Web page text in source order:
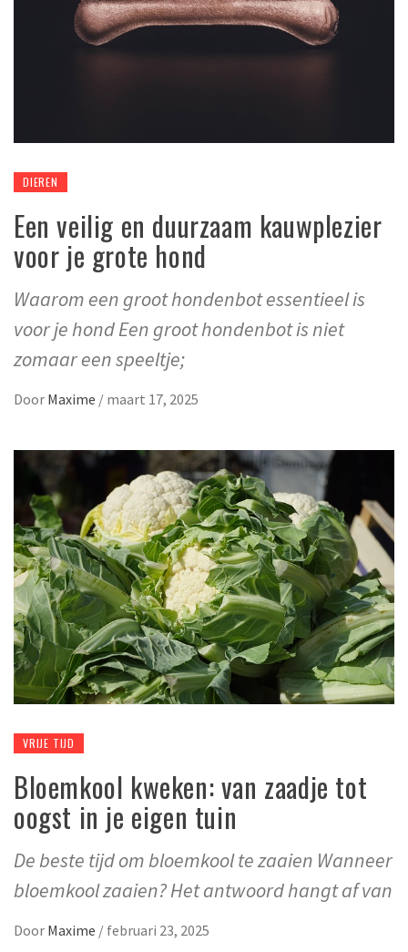
DIEREN
Een veilig en duurzaam kauwplezier
voor je grote hond
Waarom een groot hondenbot essentieel is
voor je hond Een groot hondenbot is niet
zomaar een speeltje;
Door Maxime / maart 17, 2025
VRIJE TIJD
Bloemkool kweken: van zaadje tot
oogst in je eigen tuin
De beste tijd om bloemkool te zaaien Wanneer
bloemkool zaaien? Het antwoord hangt af van
Door Maxime / februari 23, 2025